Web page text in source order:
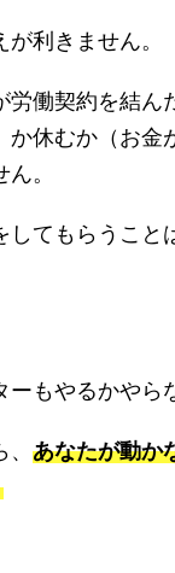
利きません。
労働契約を結ん
か休むか（お金
。
してもらうこと
もやるかやら
あなたが動か